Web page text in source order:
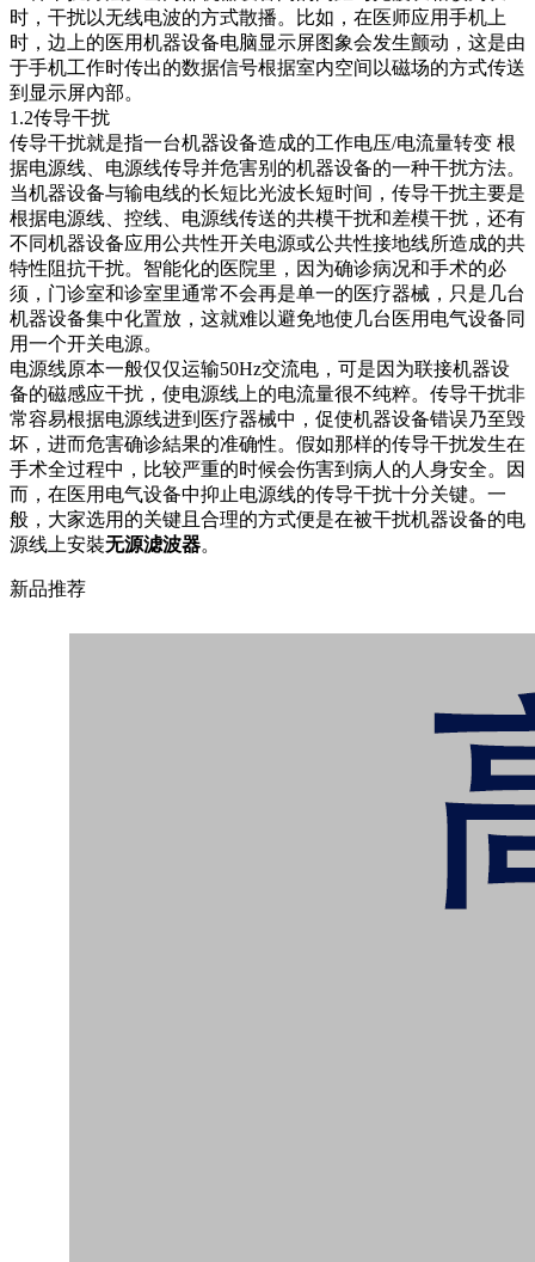
时，干扰以无线电波的方式散播。比如，在医师应用手机上
时，边上的医用机器设备电脑显示屏图象会发生颤动，这是由
于手机工作时传出的数据信号根据室内空间以磁场的方式传送
到显示屏內部。
1.2传导干扰
传导干扰就是指一台机器设备造成的工作电压/电流量转变 根
据电源线、电源线传导并危害别的机器设备的一种干扰方法。
当机器设备与输电线的长短比光波长短时间，传导干扰主要是
根据电源线、控线、电源线传送的共模干扰和差模干扰，还有
不同机器设备应用公共性开关电源或公共性接地线所造成的共
特性阻抗干扰。智能化的医院里，因为确诊病况和手术的必
须，门诊室和诊室里通常不会再是单一的医疗器械，只是几台
机器设备集中化置放，这就难以避免地使几台医用电气设备同
用一个开关电源。
电源线原本一般仅仅运输50Hz交流电，可是因为联接机器设
备的磁感应干扰，使电源线上的电流量很不纯粹。传导干扰非
常容易根据电源线进到医疗器械中，促使机器设备错误乃至毁
坏，进而危害确诊結果的准确性。假如那样的传导干扰发生在
手术全过程中，比较严重的时候会伤害到病人的人身安全。因
而，在医用电气设备中抑止电源线的传导干扰十分关键。一
般，大家选用的关键且合理的方式便是在被干扰机器设备的电
源线上安裝无源滤波器。
新品推荐